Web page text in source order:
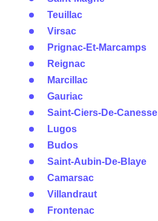
Teuillac
Virsac
Prignac-Et-Marcamps
Reignac
Marcillac
Gauriac
Saint-Ciers-De-Canesse
Lugos
Budos
Saint-Aubin-De-Blaye
Camarsac
Villandraut
Frontenac